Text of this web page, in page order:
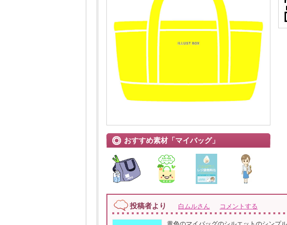
おすすめ素材「マイバッグ」
投稿者より 白ムルさん コメントする